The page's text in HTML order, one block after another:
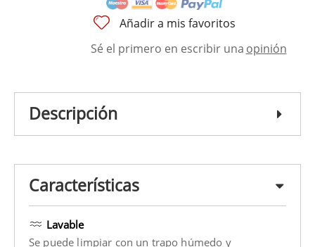
Añadir a mis favoritos
Sé el primero en escribir una opinión
Descripción
Características
Lavable
Se puede limpiar con un trapo húmedo y